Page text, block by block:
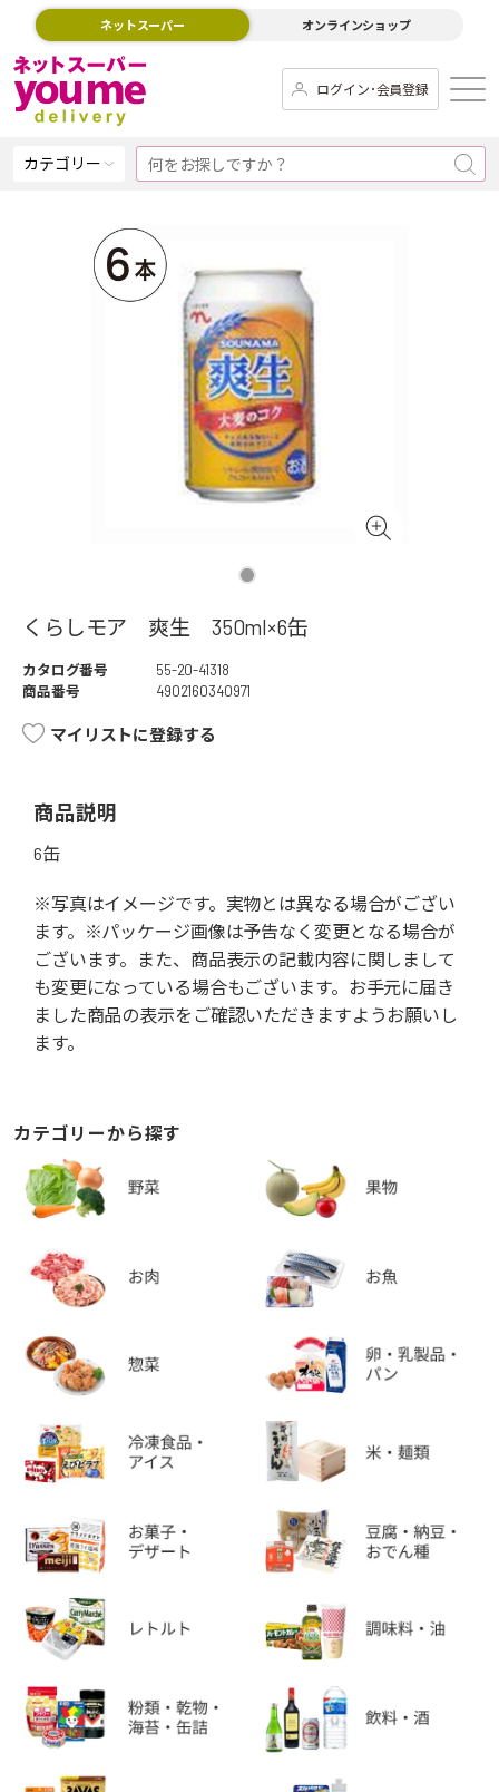
ネットスーパー オンラインショップ
ログイン･会員登録
カテゴリー
くらしモア 爽生 350ml×6缶
カタログ番号
55-20-41318
商品番号
4902160340971
マイリストに登録する
商品説明
6缶
※写真はイメージです。実物とは異なる場合がござい
ます。※パッケージ画像は予告なく変更となる場合が
ございます。また、商品表示の記載内容に関しまして
も変更になっている場合もございます。お手元に届き
ました商品の表示をご確認いただきますようお願いし
ます。
カテゴリーから探す